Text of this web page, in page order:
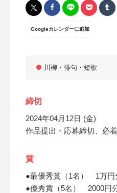
Googleカレンダーに追加
川柳・俳句・短歌
締切
2024年04月12日 (金)
作品提出・応募締切、必着
賞
●最優秀賞（1名） 1万円
●優秀賞（5名） 2000円